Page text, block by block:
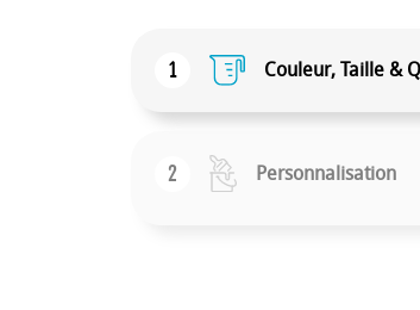
1 Couleur, Taille &
2 Personnalisation